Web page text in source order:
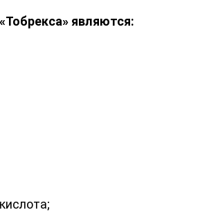
являются: